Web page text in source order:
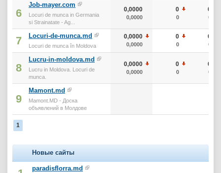
6
Job-mayer.com
Locuri de munca in Germania
si Strainatate - Ag...
0,0000
0,0000
0
0
0
0
7 Locuri-de-munca.md
Locuri de munca în Moldova
0,0000
0,0000
0
0
0
0
8
Lucru-in-moldova.md
Lucru in Moldova. Locuri de
munca.
0,0000
0,0000
0
0
0
0
9
Mamont.md
Mamont.MD - Доска
объявлений в Молдове
1
Новые сайты
paradisflorra.md